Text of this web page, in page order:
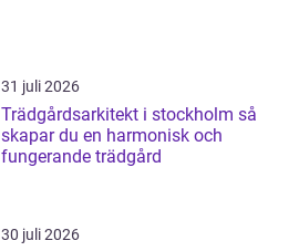
31 juli 2026
Trädgårdsarkitekt i stockholm så
skapar du en harmonisk och
fungerande trädgård
30 juli 2026